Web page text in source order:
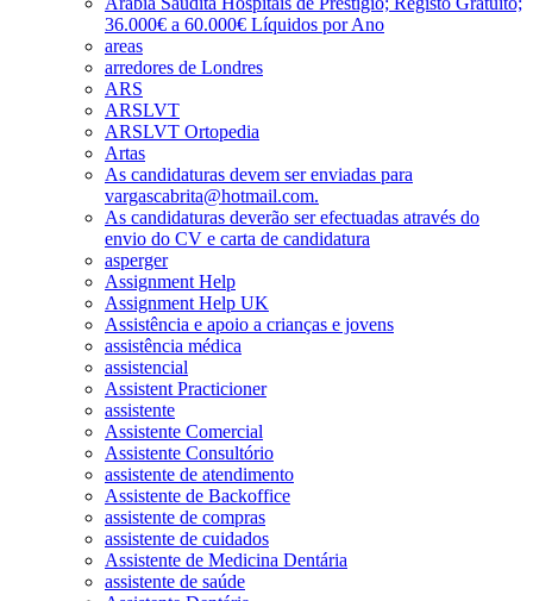
36.000€ a 60.000€ Líquidos por Ano
areas
arredores de Londres
ARS
ARSLVT
ARSLVT Ortopedia
Artas
As candidaturas devem ser enviadas para
vargascabrita@hotmail.com.
As candidaturas deverão ser efectuadas através do
envio do CV e carta de candidatura
asperger
Assignment Help
Assignment Help UK
Assistência e apoio a crianças e jovens
assistência médica
assistencial
Assistent Practicioner
assistente
Assistente Comercial
Assistente Consultório
assistente de atendimento
Assistente de Backoffice
assistente de compras
assistente de cuidados
Assistente de Medicina Dentária
assistente de saúde